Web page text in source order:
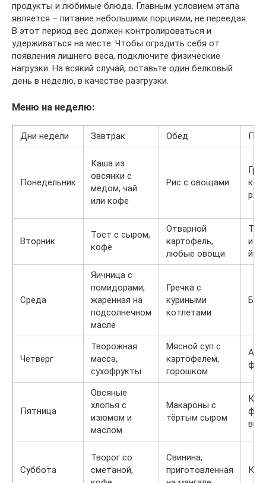
продукты и любимые блюда. Главным условием этапа
является – питание небольшими порциями, не переедая.
В этот период вес должен контролироваться и
удерживаться на месте. Чтобы оградить себя от
появления лишнего веса, подключите физические
нагрузки. На всякий случай, оставьте один белковый
день в неделю, в качестве разгрузки.
Меню на неделю:
Дни недели Завтрак Обед
Понедельник
Каша из
овсянки с
мёдом, чай
или кофе
Рис с овощами
Вторник
Тост с сыром,
кофе
Отварной
картофель,
любые овощи
Среда
Яичница с
помидорами,
жаренная на
подсолнечном
масле
Гречка с
куриными
котлетами
Четверг
Творожная
масса,
сухофрукты
Мясной суп с
картофелем,
горошком
Пятница
Овсяные
хлопья с
изюмом и
маслом
Макароны с
тёртым сыром
Суббота
Творог со
сметаной,
Свинина,
приготовленная